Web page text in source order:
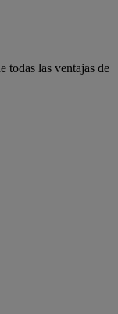
todas las ventajas de